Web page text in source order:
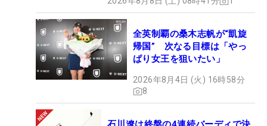
全英制覇の桑木志帆が“凱旋
帰国” 次なる目標は「やっ
ぱり女王を狙いたい」
2026年8月4日 (火) 16時58分
8